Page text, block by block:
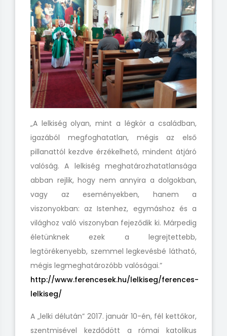
„A lelkiség olyan, mint a légkör a családban,
igazából megfoghatatlan, mégis az első
pillanattól kezdve érzékelhető, mindent átjáró
valóság. A lelkiség meghatározhatatlansága
abban rejlik, hogy nem annyira a dolgokban,
vagy az eseményekben, hanem a
viszonyokban: az Istenhez, egymáshoz és a
világhoz való viszonyban fejeződik ki. Márpedig
életünknek ezek a legrejtettebb,
legtörékenyebb, szemmel legkevésbé látható,
mégis legmeghatározóbb valóságai.”
http://www.ferencesek.hu/lelkiseg/ferences-
lelkiseg/
A „lelki délután” 2017. január 10-én, fél kettőkor,
szentmisével kezdődött a római katolikus